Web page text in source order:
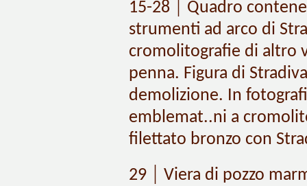
15-28 │ Quadro
strumenti ad arco di
cromolitografie di altro
penna. Figura di
demolizione. In
emblemat..ni a
filettato bronzo con
29 │ Viera di pozzo